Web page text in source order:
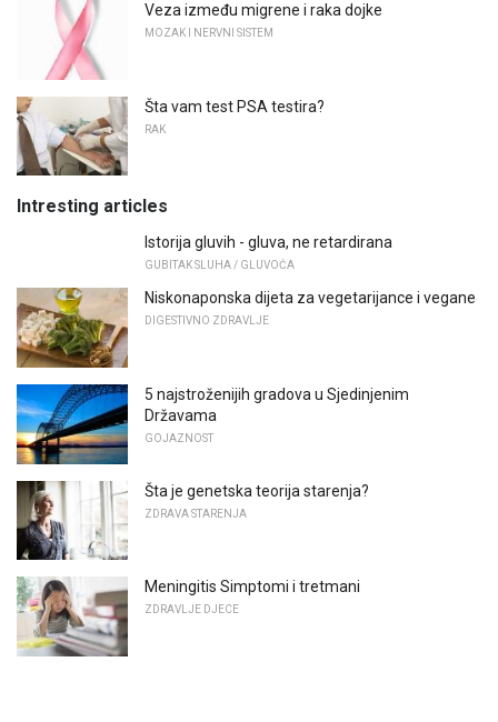
Veza između migrene i raka dojke
MOZAK I NERVNI SISTEM
Šta vam test PSA testira?
RAK
Intresting articles
Istorija gluvih - gluva, ne retardirana
GUBITAK SLUHA / GLUVOĆA
Niskonaponska dijeta za vegetarijance i vegane
DIGESTIVNO ZDRAVLJE
5 najstroženijih gradova u Sjedinjenim
Državama
GOJAZNOST
Šta je genetska teorija starenja?
ZDRAVA STARENJA
Meningitis Simptomi i tretmani
ZDRAVLJE DJECE